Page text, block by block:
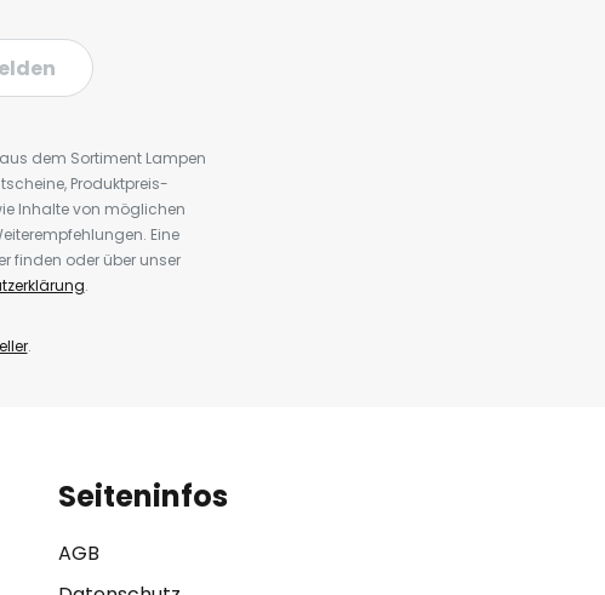
dem Sortiment Lampen
Produktpreis-
Inhalte von möglichen
Eine
finden oder über unser
.
.
Seiteninfos
AGB